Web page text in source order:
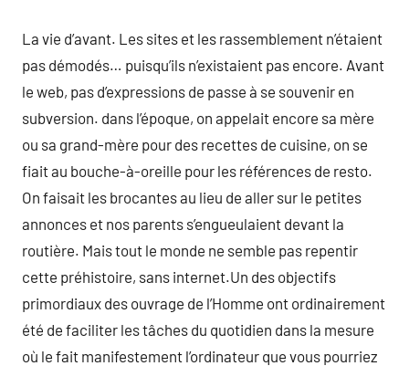
La vie d’avant. Les sites et les rassemblement n’étaient
pas démodés… puisqu’ils n’existaient pas encore. Avant
le web, pas d’expressions de passe à se souvenir en
subversion. dans l’époque, on appelait encore sa mère
ou sa grand-mère pour des recettes de cuisine, on se
fiait au bouche-à-oreille pour les références de resto.
On faisait les brocantes au lieu de aller sur le petites
annonces et nos parents s’engueulaient devant la
routière. Mais tout le monde ne semble pas repentir
cette préhistoire, sans internet.Un des objectifs
primordiaux des ouvrage de l’Homme ont ordinairement
été de faciliter les tâches du quotidien dans la mesure
où le fait manifestement l’ordinateur que vous pourriez